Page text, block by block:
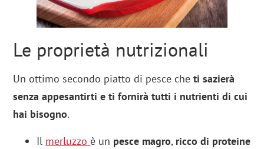
Le proprietà nutrizionali
Un ottimo secondo piatto di pesce che ti sazierà
senza appesantirti e ti fornirà tutti i nutrienti di cui
hai bisogno.
Il merluzzo è un pesce magro, ricco di proteine